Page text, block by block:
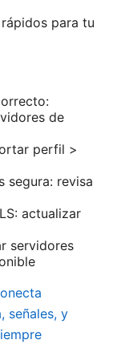
para tu
de
perfil >
segura: revisa
actualizar
servidores
señales, y